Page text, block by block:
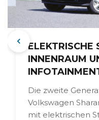
ELEKTRISCHE
INNENRAUM
Die zweite
Volkswagen
mit elektrischen